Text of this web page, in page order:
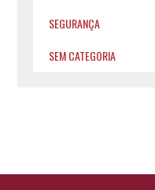
SEGURANÇA
SEM CATEGORIA